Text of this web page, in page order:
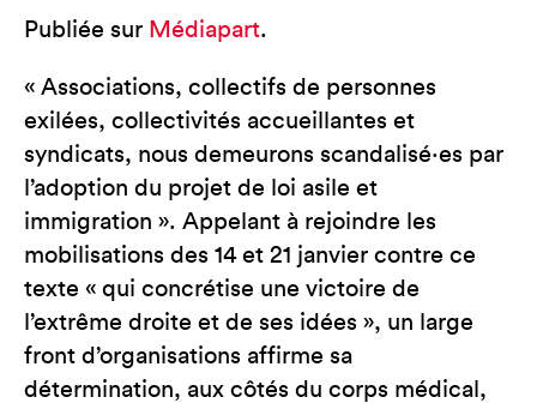
Publiée sur Médiapart.
« Associations, collectifs de personnes
exilées, collectivités accueillantes et
syndicats, nous demeurons scandalisé·es par
l’adoption du projet de loi asile et
immigration ». Appelant à rejoindre les
mobilisations des 14 et 21 janvier contre ce
texte « qui concrétise une victoire de
l’extrême droite et de ses idées », un large
front d’organisations affirme sa
détermination, aux côtés du corps médical,